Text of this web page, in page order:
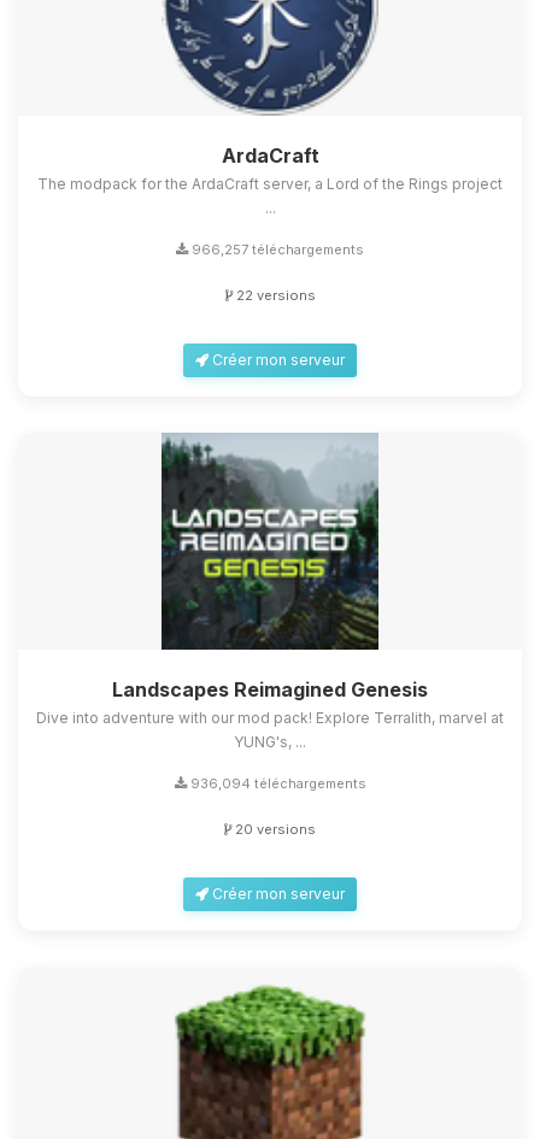
ArdaCraft
The modpack for the ArdaCraft server, a Lord of the Rings project
...
966,257 téléchargements
22 versions
Créer mon serveur
Landscapes Reimagined Genesis
Dive into adventure with our mod pack! Explore Terralith, marvel at
YUNG's, ...
936,094 téléchargements
20 versions
Créer mon serveur